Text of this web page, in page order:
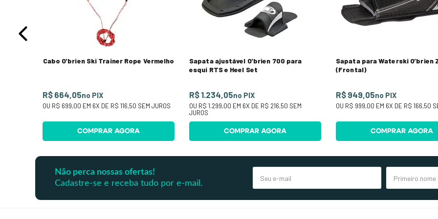
Cabo O'brien Ski Trainer Rope Vermelho
R$ 664,05no PIX
OU R$ 699,00 EM 6X DE R$ 116,50 SEM JUROS
COMPRAR AGORA
Sapata ajustável O'brien 700 para
esqui RTS e Heel Set
R$ 1.234,05no PIX
OU R$ 1.299,00 EM 6X DE R$ 216,50 SEM
JUROS
COMPRAR AGORA
Sapata para Waterski O'brien
(Frontal)
R$ 949,05no PIX
OU R$ 999,00 EM 6X DE R$ 166,50
COMPRAR AGORA
Não perca nossas ofertas!
Cadastre-se e receba tudo por e-mail.